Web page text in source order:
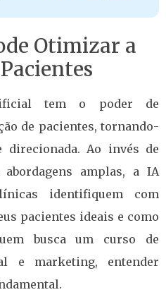
Otimizar a
tem o poder de
de pacientes, tornando-
Ao invés de
amplas, a IA
identifiquem com
pacientes ideais e como
busca um curso de
e marketing, entender